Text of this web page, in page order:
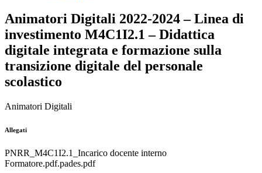
Animatori Digitali 2022-2024 – Linea di
investimento M4C1I2.1 – Didattica
digitale integrata e formazione sulla
transizione digitale del personale
scolastico
Animatori Digitali
Allegati
PNRR_M4C1I2.1_Incarico docente interno
Formatore.pdf.pades.pdf